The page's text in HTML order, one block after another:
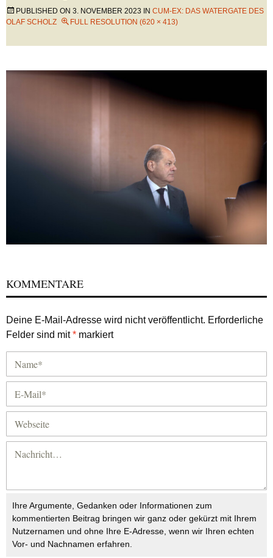
PUBLISHED ON 3. NOVEMBER 2023 IN CUM-EX: DAS WATERGATE DES
OLAF SCHOLZ
FULL RESOLUTION (620 × 413)
KOMMENTARE
Deine E-Mail-Adresse wird nicht veröffentlicht. Erforderliche
Felder sind mit* markiert
Ihre Argumente, Gedanken oder Informationen zum
kommentierten Beitrag bringen wir ganz oder gekürzt mit Ihrem
Nutzernamen und ohne Ihre E-Adresse, wenn wir Ihren echten
Vor- und Nachnamen erfahren.